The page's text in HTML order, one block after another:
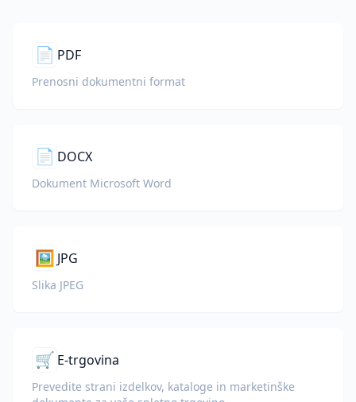
📄 PDF
Prenosni dokumentni format
📄 DOCX
Dokument Microsoft Word
🖼️ JPG
Slika JPEG
🛒 E-trgovina
Prevedite strani izdelkov, kataloge in marketinške